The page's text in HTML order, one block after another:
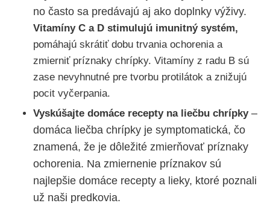
no často sa predávajú aj ako doplnky výživy.
Vitamíny C a D stimulujú imunitný systém,
pomáhajú skrátiť dobu trvania ochorenia a
zmierniť príznaky chrípky. Vitamíny z radu B sú
zase nevyhnutné pre tvorbu protilátok a znižujú
pocit vyčerpania.
Vyskúšajte domáce recepty na liečbu chrípky –
domáca liečba chrípky je symptomatická, čo
znamená, že je dôležité zmierňovať príznaky
ochorenia. Na zmiernenie príznakov sú
najlepšie domáce recepty a lieky, ktoré poznali
už naši predkovia.